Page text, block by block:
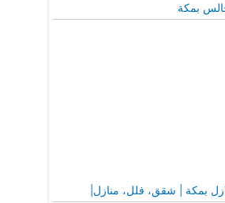
بمكة
بمكة | شقق، فلل، منازل|